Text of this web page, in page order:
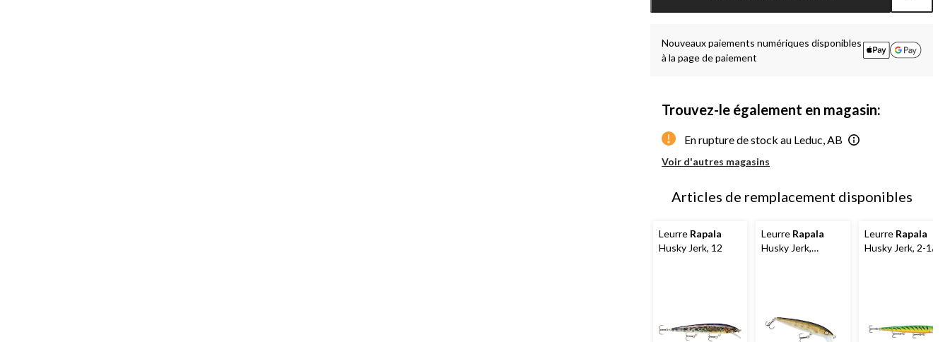
Nouveaux paiements numériques disponibles
à la page de paiement
Trouvez-le également en magasin:
En rupture de stock au Leduc, AB
Voir d'autres magasins
Articles de remplacement disponibles
Leurre Rapala
Husky Jerk, 12
Leurre Rapala
Husky Jerk,
Leurre Rapala
Husky Jerk, 2-1/2